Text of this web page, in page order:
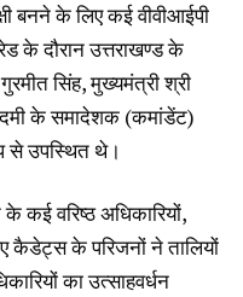
बनने के लिए कई वीवीआईपी
के दौरान उत्तराखण्ड के
सिंह, मुख्यमंत्री श्री
के समादेशक (कमांडेंट)
से उपस्थित थे।
कई वरिष्ठ अधिकारियों,
कैडेट्स के परिजनों ने तालियों
का उत्साहवर्धन